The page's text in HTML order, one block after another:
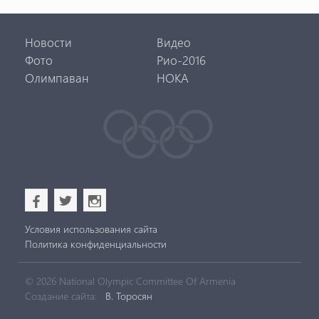
Новости
Видео
Фото
Рио-2016
Олимпаван
НОКА
b a x
Условия использования сайта
Политика конфиденциальности
© 2026 National Olympic Committee Of Armenia
Создание сайта: В. Торосян